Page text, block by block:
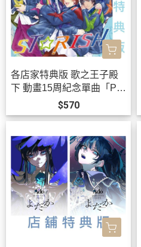
各店家特典版 歌之王子殿
下 動畫15周紀念單曲「PRI
SM FOREVER!」STRISH
*10/21發售!
$570